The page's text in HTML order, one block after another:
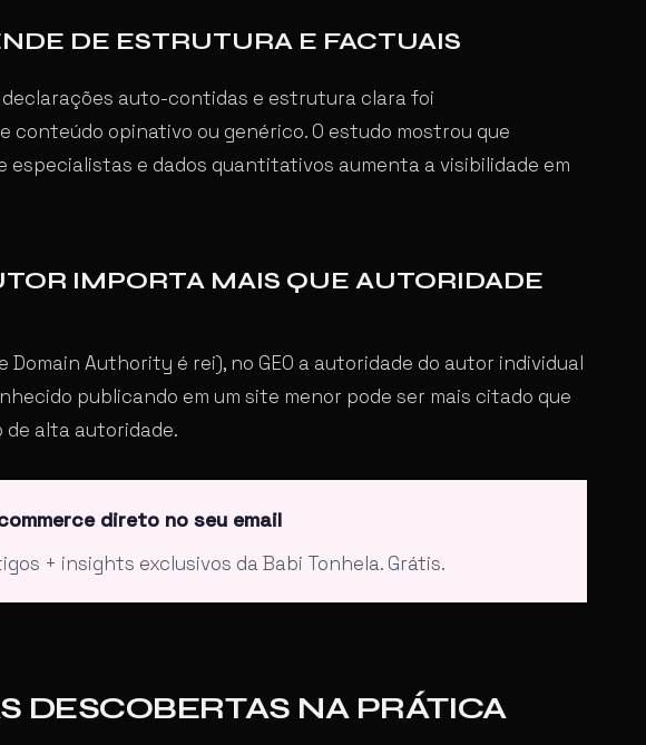
DE ESTRUTURA E FACTUAIS
auto-contidas e estrutura clara foi
conteúdo opinativo ou genérico. O estudo mostrou que
e dados quantitativos aumenta a visibilidade em
IMPORTA MAIS QUE AUTORIDADE
Authority é rei), no GEO a autoridade do autor individual
publicando em um site menor pode ser mais citado que
de alta autoridade.
direto no seu email
+ insights exclusivos da Babi Tonhela. Grátis.
DESCOBERTAS NA PRÁTICA